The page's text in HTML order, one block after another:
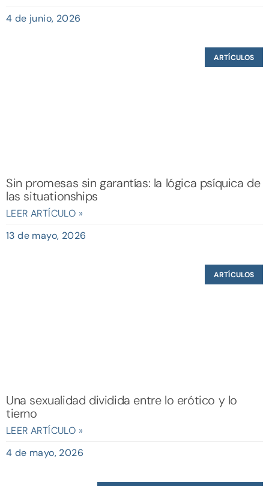
4 de junio, 2026
ARTÍCULOS
Sin promesas sin garantías: la lógica psíquica de
las situationships
LEER ARTÍCULO »
13 de mayo, 2026
ARTÍCULOS
Una sexualidad dividida entre lo erótico y lo
tierno
LEER ARTÍCULO »
4 de mayo, 2026